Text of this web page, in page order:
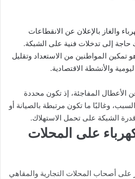
والغاز بالإعلان عن الانقطاعات
حاجة إلى تدخلات فنية على الشبكة.
تمكين المواطنين من الاستعداد وتقليل
والأنشطة الاقتصادية.
الأعطال المفاجئة، إذ تكون محددة
وغالبًا ما تكون مرتبطة بالصيانة أو
الشبكة على تحمل الاستهلاك.
على المحلات
على أصحاب المحلات التجارية والمقاهي